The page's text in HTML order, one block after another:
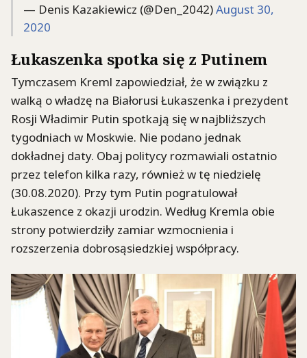
— Denis Kazakiewicz (@Den_2042)August 30,
2020
Łukaszenka spotka się z Putinem
Tymczasem Kreml zapowiedział, że w związku z
walką o władzę na Białorusi Łukaszenka i prezydent
Rosji Władimir Putin spotkają się w najbliższych
tygodniach w Moskwie. Nie podano jednak
dokładnej daty. Obaj politycy rozmawiali ostatnio
przez telefon kilka razy, również w tę niedzielę
(30.08.2020). Przy tym Putin pogratulował
Łukaszence z okazji urodzin. Według Kremla obie
strony potwierdziły zamiar wzmocnienia i
rozszerzenia dobrosąsiedzkiej współpracy.